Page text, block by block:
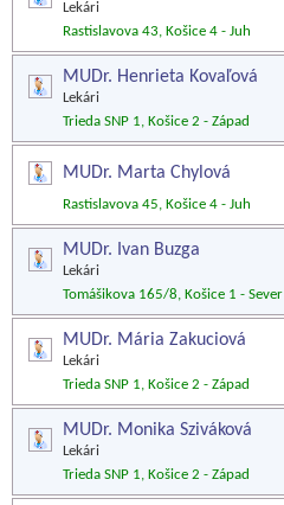
Lekári
Rastislavova 43, Košice 4 - Juh
MUDr. Henrieta Kovaľová
Lekári
Trieda SNP 1, Košice 2 - Západ
MUDr. Marta Chylová
Rastislavova 45, Košice 4 - Juh
MUDr. Ivan Buzga
Lekári
Tomášikova 165/8, Košice 1 - Sever
MUDr. Mária Zakuciová
Lekári
Trieda SNP 1, Košice 2 - Západ
MUDr. Monika Sziváková
Lekári
Trieda SNP 1, Košice 2 - Západ